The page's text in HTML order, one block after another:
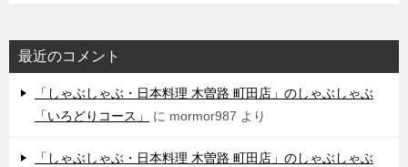
最近のコメント
「しゃぶしゃぶ・日本料理 木曽路 町田店」のしゃぶしゃぶ
「いろどりコース」
に mormor987 より
「しゃぶしゃぶ・日本料理 木曽路 町田店」のしゃぶしゃぶ